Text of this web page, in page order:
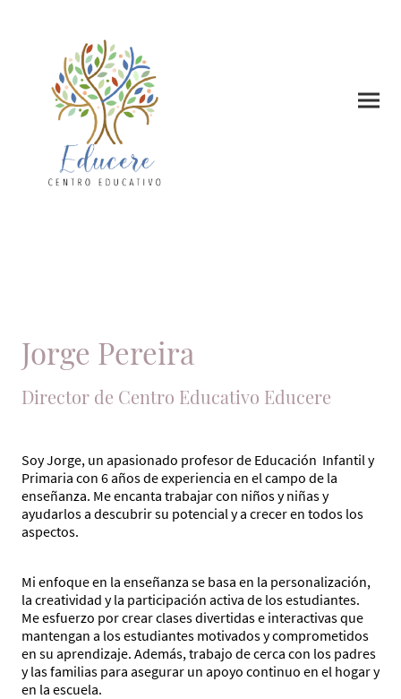
Jorge Pereira
Director de Centro Educativo Educere
Soy Jorge, un apasionado profesor de Educación Infantil y
Primaria con 6 años de experiencia en el campo de la
enseñanza. Me encanta trabajar con niños y niñas y
ayudarlos a descubrir su potencial y a crecer en todos los
aspectos.
Mi enfoque en la enseñanza se basa en la personalización,
la creatividad y la participación activa de los estudiantes.
Me esfuerzo por crear clases divertidas e interactivas que
mantengan a los estudiantes motivados y comprometidos
en su aprendizaje. Además, trabajo de cerca con los padres
y las familias para asegurar un apoyo continuo en el hogar y
en la escuela.